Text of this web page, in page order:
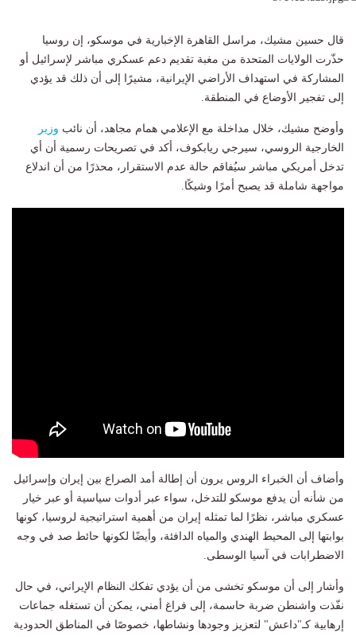
قال حسين مشيك، مراسل القاهرة الإخبارية في موسكو، إن روسيا
حذّرت الولايات المتحدة من مغبة تقديم دعم عسكري مباشر لإسرائيل أو
المشاركة في استهداف الأراضي الإيرانية، مشيرًا إلى أن ذلك قد يؤدي
إلى تفجير الأوضاع في المنطقة.
وأوضح مشيك، خلال مداخلة مع الإعلامي همام مجاهد، أن نائب وزير
الخارجية الروسي، سيرجي ريابكوف، أكد في تصريحات رسمية أن أي
تدخل أمريكي مباشر سيُفاقم حالة عدم الاستقرار، محذرًا من أن اندلاع
مواجهة شاملة قد يصبح أمرًا وشيكًا.
وأضاف أن الخبراء الروس يرون أن إطالة أمد الصراع بين إيران وإسرائيل
من شأنه أن يدفع موسكو للتدخل، سواء عبر أدوات سياسية أو عبر خيار
عسكري مباشر، نظرًا لما تمثله إيران من أهمية استراتيجية لروسيا، كونها
بوابتها إلى المحيط الهندي والمياه الدافئة، وأيضًا لكونها حائط صد في وجه
الاضطرابات في آسيا الوسطى.
وأشار إلى أن موسكو تخشى من أن يؤدي تفكك النظام الإيراني، في حال
نفّذت واشنطن ضربة حاسمة، إلى فراغ أمني، يمكن أن تستغله جماعات
إرهابية كـ"داعش" لتعزيز وجودها ونشاطها، خصوصًا في المناطق الحدودية